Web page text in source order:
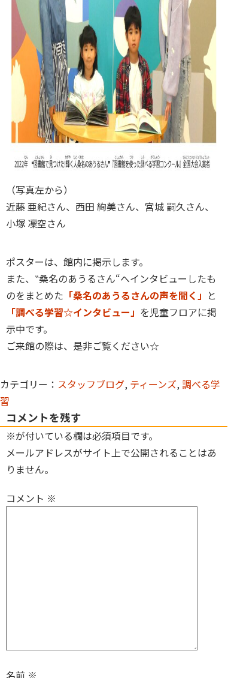
（写真左から）
近藤 亜紀さん、西田 絢美さん、宮城 嗣久さん、
小塚 凜空さん
ポスターは、館内に掲示します。
また、‟桑名のあうるさん“へインタビューしたも
のをまとめた 「桑名のあうるさんの声を聞く」 と
「調べる学習☆インタビュー」 を児童フロアに掲
示中です。
ご来館の際は、是非ご覧ください☆
カテゴリー： スタッフブログ, ティーンズ,調べる学
習
コメントを残す
※が付いている欄は必須項目です。
メールアドレスがサイト上で公開されることはあ
りません。
コメント ※
名前 ※